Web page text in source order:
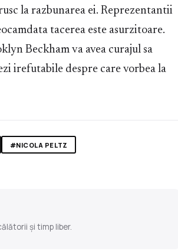
la razbunarea ei. Reprezentantii
tacerea este asurzitoare.
Beckham va avea curajul sa
irefutabile despre care vorbea la
#NICOLA PELTZ
și timp liber.